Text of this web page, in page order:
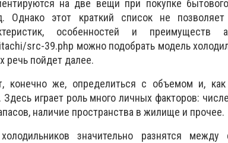
на две вещи при покупке
этот краткий список не позволяет
особенностей и преимуществ
src-39.php можно подобрать модель
речь пойдет далее.
конечно же, определиться с объемом и,
играет роль много личных факторов:
наличие пространства в жилище и прочее.
значительно разнятся